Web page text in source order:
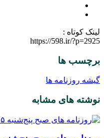
لینک کوتاه :
https://598.ir/?p=2925
برچسب ها
گیشه روزنامه ها
نوشته های مشابه